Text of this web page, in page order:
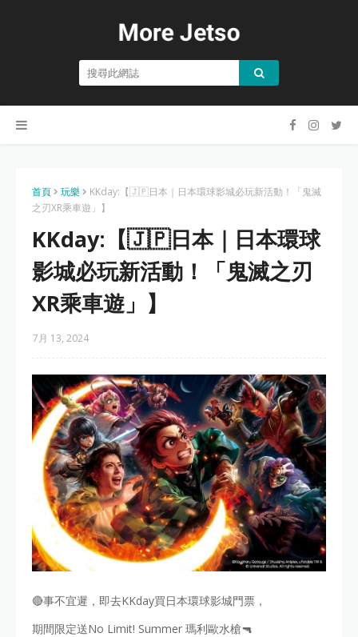
首頁 玩樂
KKday:【🇯🇵日本｜日本環球影城必玩新活動！「鬼滅
之刃XR乘車遊」】
KKday:【🇯🇵日本｜日本環球
影城必玩新活動！「鬼滅之刃
XR乘車遊」】
7月 13, 2024
🔴事不宜遲，即去KKday買日本環球影城門票，
期間限定送No Limit! Summer 瑪利歐水槍🔫